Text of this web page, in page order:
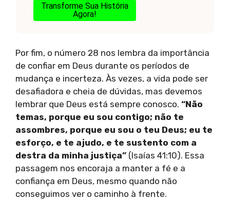
Transforme Sua História
Agora!
Por fim, o número 28 nos lembra da importância
de confiar em Deus durante os períodos de
mudança e incerteza. Às vezes, a vida pode ser
desafiadora e cheia de dúvidas, mas devemos
lembrar que Deus está sempre conosco. “Não
temas, porque eu sou contigo; não te
assombres, porque eu sou o teu Deus; eu te
esforço, e te ajudo, e te sustento com a
destra da minha justiça” (Isaías 41:10). Essa
passagem nos encoraja a manter a fé e a
confiança em Deus, mesmo quando não
conseguimos ver o caminho à frente.